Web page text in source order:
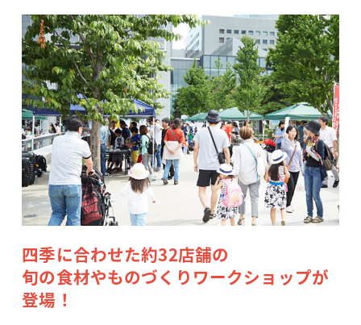
四季に合わせた約32店舗の
旬の食材やものづくりワークショップが
登場！